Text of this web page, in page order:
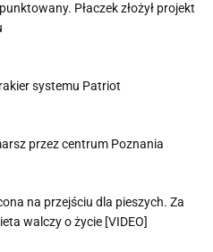
Płaczek złożył projekt
systemu Patriot
przez centrum Poznania
na przejściu dla pieszych. Za
walczy o życie [VIDEO]